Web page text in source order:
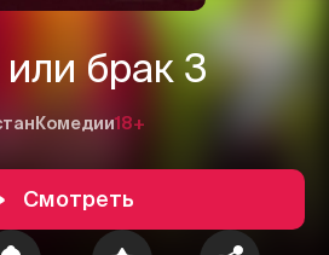
или брак 3
Комедии18+
Смотреть